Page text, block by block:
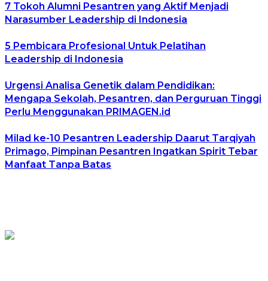
7 Tokoh Alumni Pesantren yang Aktif Menjadi
Narasumber Leadership di Indonesia
5 Pembicara Profesional Untuk Pelatihan
Leadership di Indonesia
Urgensi Analisa Genetik dalam Pendidikan:
Mengapa Sekolah, Pesantren, dan Perguruan Tinggi
Perlu Menggunakan PRIMAGEN.id
Milad ke-10 Pesantren Leadership Daarut Tarqiyah
Primago, Pimpinan Pesantren Ingatkan Spirit Tebar
Manfaat Tanpa Batas